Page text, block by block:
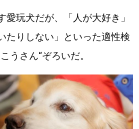
広告掲載
愛玩犬だが、「人が大好き」
たりしない」といった適性検
うさん“ぞろいだ。